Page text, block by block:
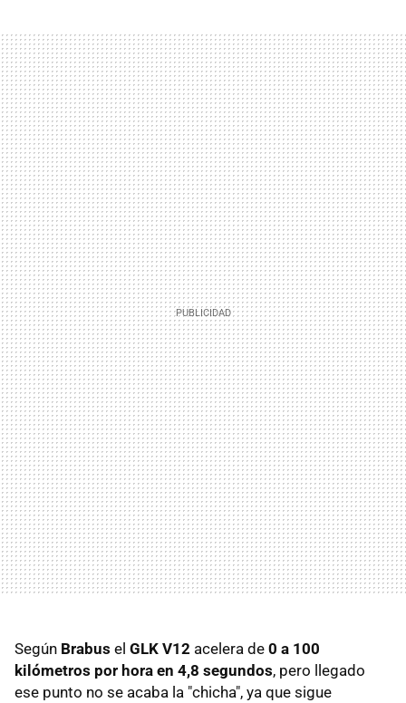
Según Brabus el GLK V12 acelera de 0 a 100
kilómetros por hora en 4,8 segundos, pero llegado
ese punto no se acaba la "chicha", ya que sigue